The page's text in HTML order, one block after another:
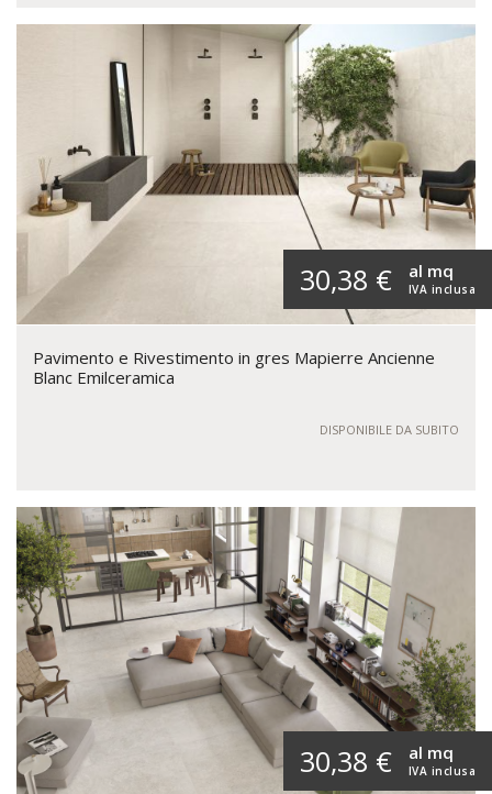
30,38 € IVA inclusa
al mq
Pavimento e Rivestimento in gres Mapierre Ancienne
Blanc Emilceramica
DISPONIBILE DA SUBITO
30,38 € IVA inclusa
al mq